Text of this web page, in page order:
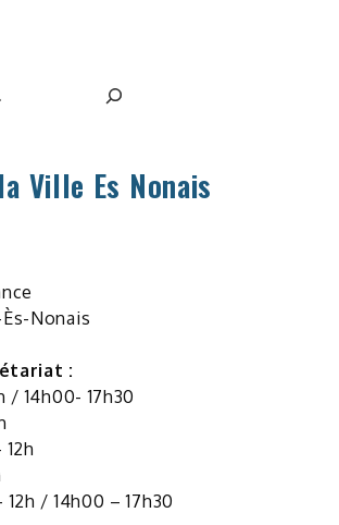
Ville Es Nonais
Nonais
:
/ 14h00- 17h30
/ 14h00 – 17h30